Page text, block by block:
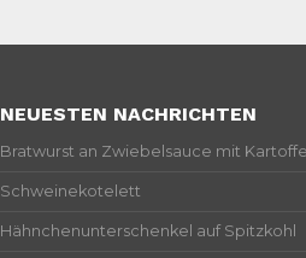
NEUESTEN NACHRICHTEN
Bratwurst an Zwiebelsauce mit
Schweinekotelett
Hähnchenunterschenkel auf Spitzkohl